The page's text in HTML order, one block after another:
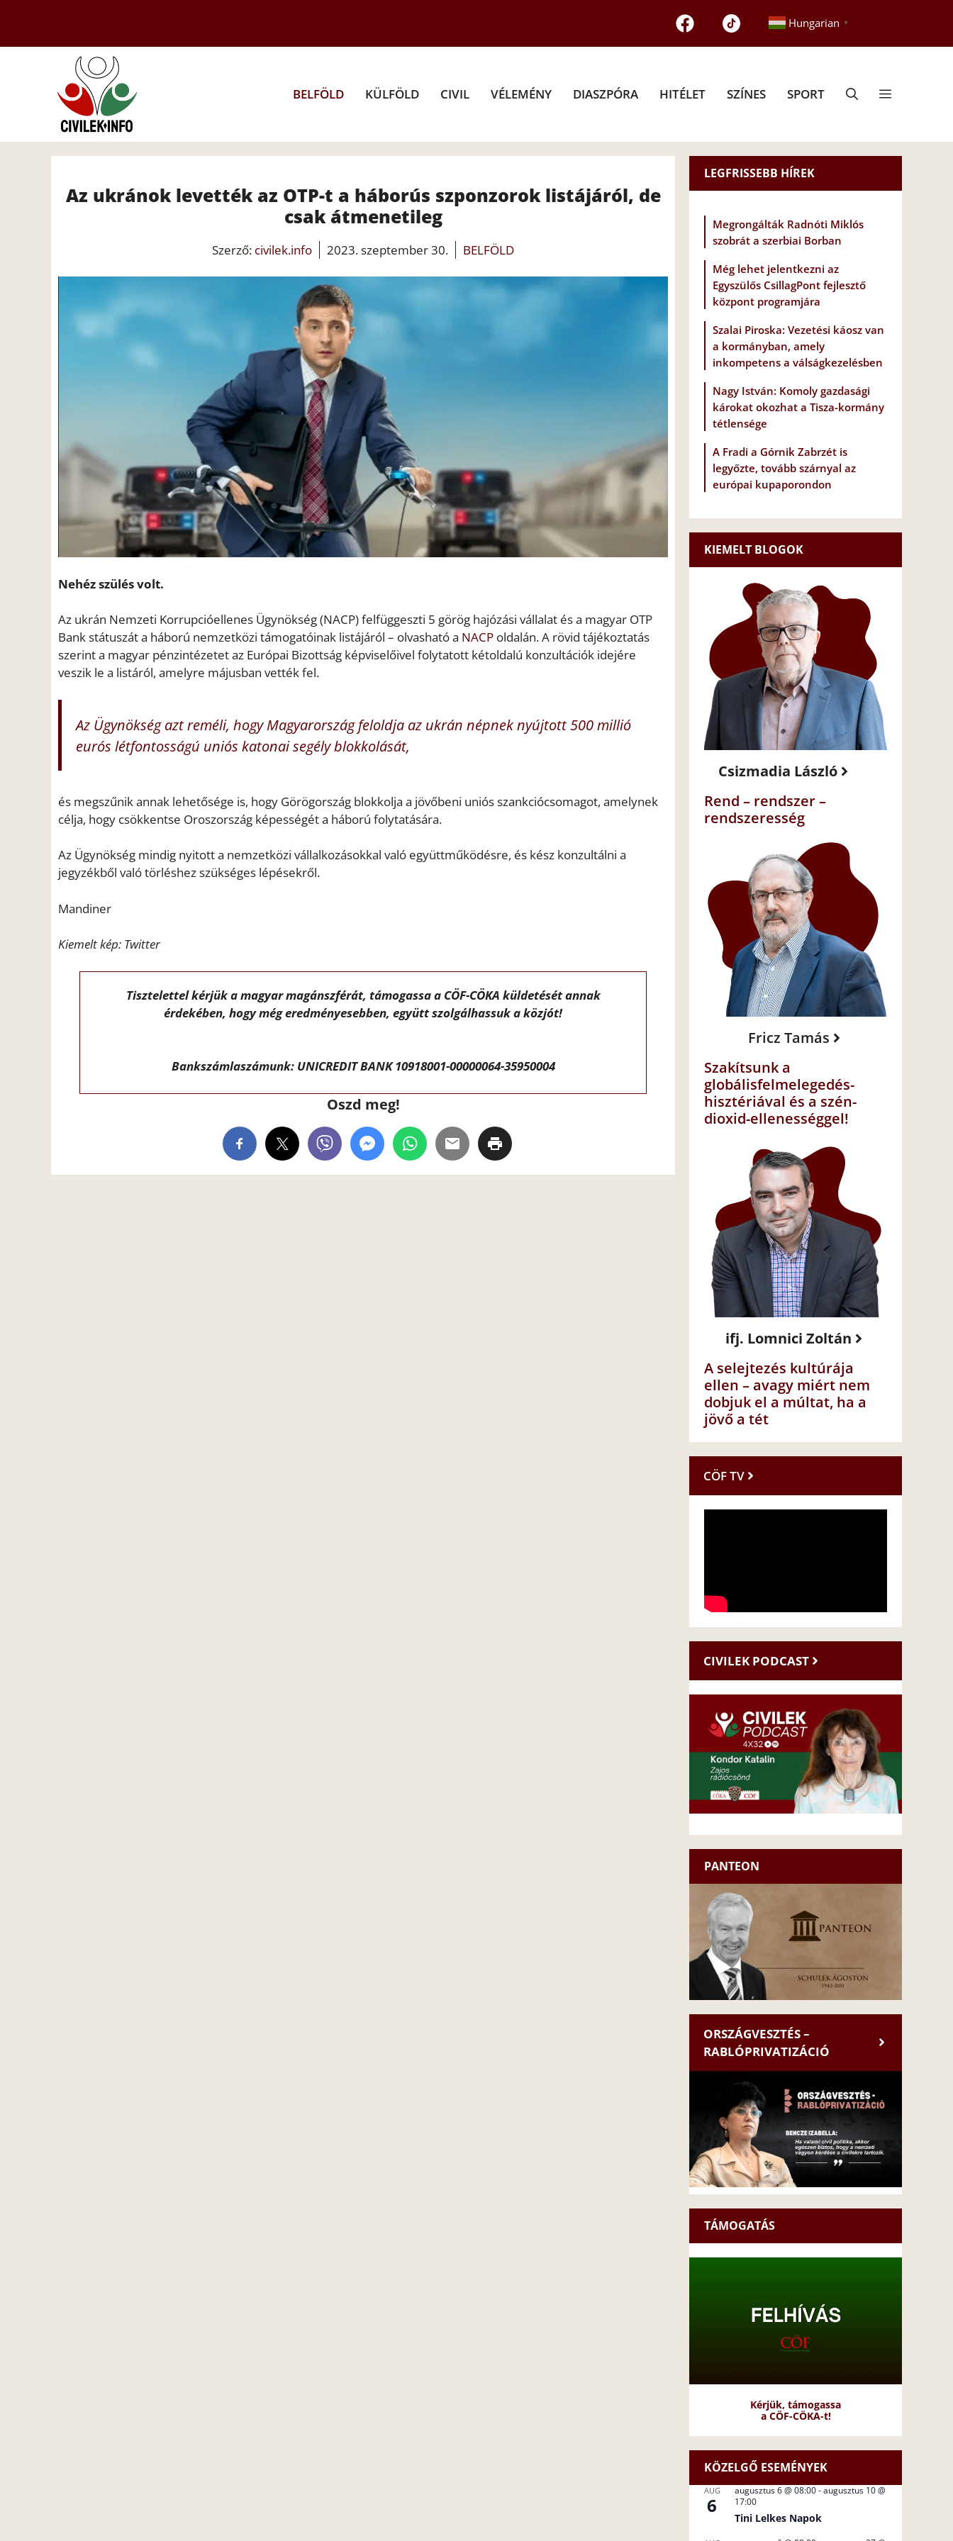
tartalomba
Hungarian ▼
BELFÖLD KÜLFÖLD CIVIL VÉLEMÉNY DIASZPÓRA HITÉLET SZÍNES SPORT
Az ukránok levették az OTP-t a háborús szponzorok listájáról, de
csak átmenetileg
Szerző: civilek.info 2023. szeptember 30. BELFÖLD
Nehéz szülés volt.
Az ukrán Nemzeti Korrupcióellenes Ügynökség (NACP) felfüggeszti 5 görög hajózási vállalat és a magyar OTP
Bank státuszát a háború nemzetközi támogatóinak listájáról – olvasható a NACP oldalán. A rövid tájékoztatás
szerint a magyar pénzintézetet az Európai Bizottság képviselőivel folytatott kétoldalú konzultációk idejére
veszik le a listáról, amelyre májusban vették fel.
Az Ügynökség azt reméli, hogy Magyarország feloldja az ukrán népnek nyújtott 500 millió
eurós létfontosságú uniós katonai segély blokkolását,
és megszűnik annak lehetősége is, hogy Görögország blokkolja a jövőbeni uniós szankciócsomagot, amelynek
célja, hogy csökkentse Oroszország képességét a háború folytatására.
Az Ügynökség mindig nyitott a nemzetközi vállalkozásokkal való együttműködésre, és kész konzultálni a
jegyzékből való törléshez szükséges lépésekről.
Mandiner
Kiemelt kép: Twitter
Tisztelettel kérjük a magyar magánszférát, támogassa a CÖF-CÖKA küldetését annak
érdekében, hogy még eredményesebben, együtt szolgálhassuk a közjót!
Bankszámlaszámunk: UNICREDIT BANK 10918001-00000064-35950004
Oszd meg!
LEGFRISSEBB HÍREK
Megrongálták Radnóti Miklós
szobrát a szerbiai Borban
Még lehet jelentkezni az
Egyszülős CsillagPont fejlesztő
központ programjára
Szalai Piroska: Vezetési káosz van
a kormányban, amely
inkompetens a válságkezelésben
Nagy István: Komoly gazdasági
károkat okozhat a Tisza-kormány
tétlensége
A Fradi a Górnik Zabrzét is
legyőzte, tovább szárnyal az
európai kupaporondon
KIEMELT BLOGOK
Csizmadia László
Rend – rendszer –
rendszeresség
Fricz Tamás
Szakítsunk a
globálisfelmelegedés-
hisztériával és a szén-
dioxid-ellenességgel!
ifj. Lomnici Zoltán
A selejtezés kultúrája
ellen – avagy miért nem
dobjuk el a múltat, ha a
jövő a tét
CÖF TV
CIVILEK PODCAST
PANTEON
ORSZÁGVESZTÉS –
RABLÓPRIVATIZÁCIÓ
TÁMOGATÁS
Kérjük, támogassa
a CÖF-CÖKA-t!
KÖZELGŐ ESEMÉNYEK
AUG
6
augusztus 6 @ 08:00-augusztus 10 @
17:00
Tini Lelkes Napok